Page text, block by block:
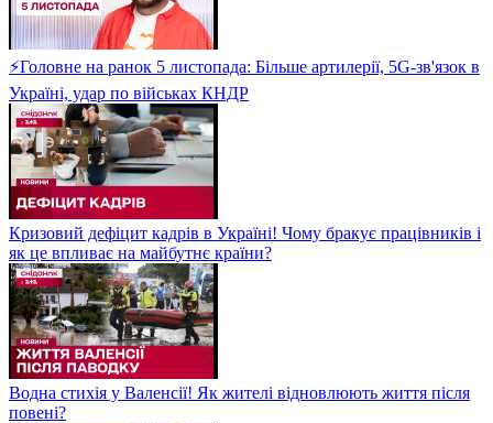
⚡Головне на ранок 5 листопада: Більше артилерії, 5G-зв'язок в
Україні, удар по військах КНДР
Кризовий дефіцит кадрів в Україні! Чому бракує працівників і
як це впливає на майбутнє країни?
Водна стихія у Валенсії! Як жителі відновлюють життя після
повені?